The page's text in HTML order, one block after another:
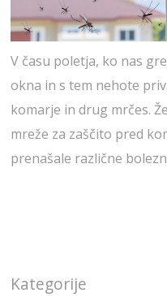
V času poletja, ko nas
okna in s tem nehote
komarje in drug mrčes.
mreže za zaščito pred
prenašale različne
Kategorije